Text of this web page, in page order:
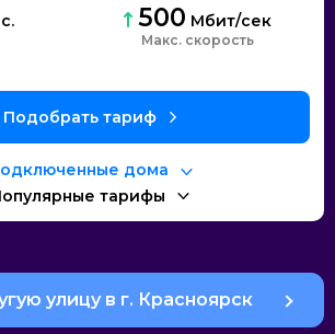
500 Мбит/сек
Макс. скорость
Подобрать тариф
дома
тарифы
улицу в г. Красноярск